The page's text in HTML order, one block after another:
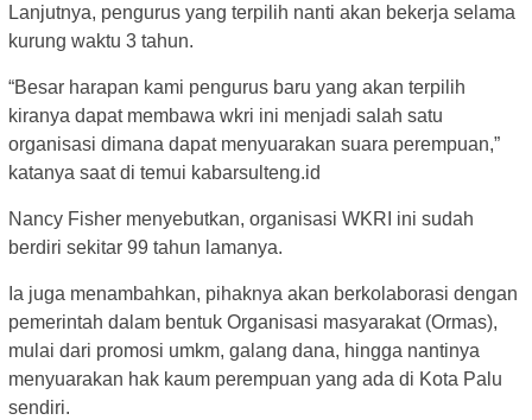
Lanjutnya, pengurus yang terpilih nanti akan bekerja selama
kurung waktu 3 tahun.
“Besar harapan kami pengurus baru yang akan terpilih
kiranya dapat membawa wkri ini menjadi salah satu
organisasi dimana dapat menyuarakan suara perempuan,”
katanya saat di temui kabarsulteng.id
Nancy Fisher menyebutkan, organisasi WKRI ini sudah
berdiri sekitar 99 tahun lamanya.
Ia juga menambahkan, pihaknya akan berkolaborasi dengan
pemerintah dalam bentuk Organisasi masyarakat (Ormas),
mulai dari promosi umkm, galang dana, hingga nantinya
menyuarakan hak kaum perempuan yang ada di Kota Palu
sendiri.